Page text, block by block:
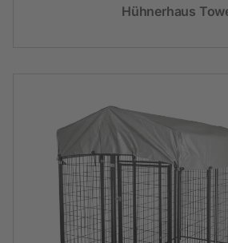
Hühnerhaus